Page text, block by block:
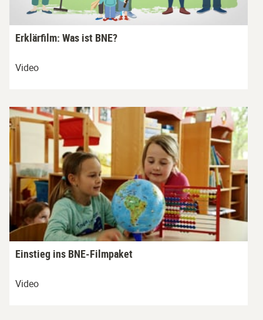
Erklärfilm: Was ist BNE?
Video
Einstieg ins BNE-Filmpaket
Video